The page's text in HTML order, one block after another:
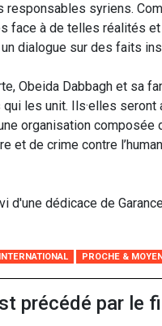
responsables syriens.
face à de telles réalités
dialogue sur des faits
Obeida Dabbagh et sa
les unit. Ils·elles seront
organisation
et de crime contre
d'une dédicace de
PROCHE &
précédé par le